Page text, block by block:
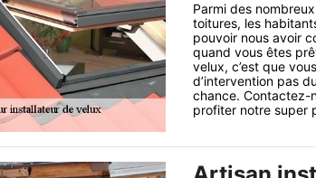
Parmi des
toitures, les
pouvoir nous avoir
quand vous êtes
velux, c’est que
d’intervention pas
chance. Contactez-
profiter notre super